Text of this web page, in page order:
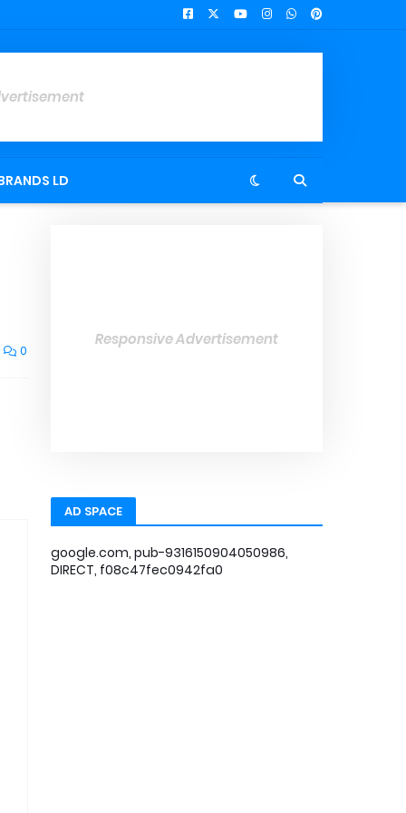
LD
0
Responsive Advertisement
AD SPACE
google.com, pub-9316150904050986,
DIRECT, f08c47fec0942fa0